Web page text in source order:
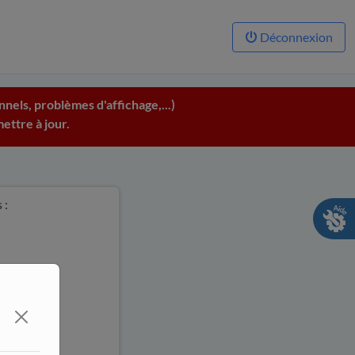
Déconnexion
problèmes d'affichage,...)
à jour.
: